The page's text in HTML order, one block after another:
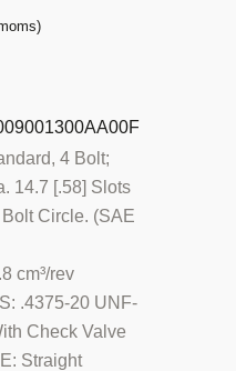
4 Bolt;
14.7 [.58] Slots
Circle. (SAE
cm³/rev
.4375-20 UNF-
Check Valve
Straight